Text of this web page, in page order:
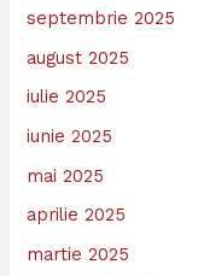
septembrie 2025
august 2025
iulie 2025
iunie 2025
mai 2025
aprilie 2025
martie 2025